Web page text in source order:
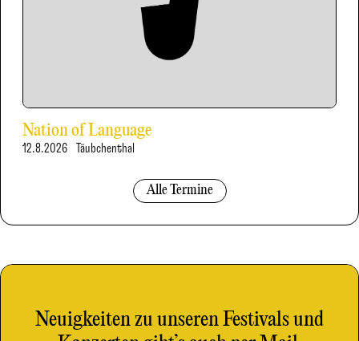
Nation of Language
12.8.2026 Täubchenthal
Alle Termine
Neuigkeiten zu unseren Festivals und